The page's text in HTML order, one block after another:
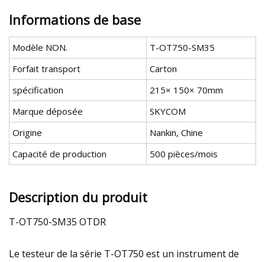
Informations de base
Modèle NON.
T-OT750-SM35
Forfait transport
Carton
spécification
215× 150× 70mm
Marque déposée
SKYCOM
Origine
Nankin, Chine
Capacité de production
500 pièces/mois
Description du produit
T-OT750-SM35 OTDR
Le testeur de la série T-OT750 est un instrument de